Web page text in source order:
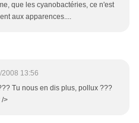
que les cyanobactéries, ce n'est
aux apparences....
2008 13:56
Tu nous en dis plus, pollux ???
/>